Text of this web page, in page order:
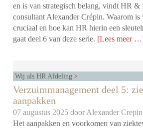
en is van strategisch belang, vindt HR &
consultant Alexander Crépin. Waarom
cruciaal en hoe kan HR hierin een
gaat deel 6 van deze serie. [Lees meer …]
Wij als HR Afdeling
Verzuimmanagement deel 5:
aanpakken
07 augustus 2025 doorAlexander Crepin
Het aanpakken en voorkomen van